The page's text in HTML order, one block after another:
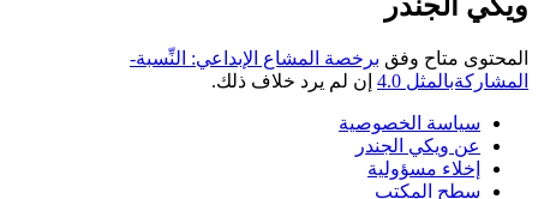
ويكي الجندر
المحتوى متاح وفق برخصة المشاع الإبداعي: النِّسبة-
المشاركةبالمثل 4.0
إن لم يرد خلاف ذلك.
سياسة الخصوصية
عن ويكي الجندر
إخلاء مسؤولية
سطح المكتب